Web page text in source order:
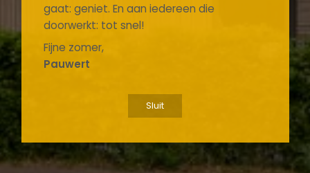
gaat: geniet. En aan iedereen die
doorwerkt: tot snel!
Fijne zomer,
Pauwert
Sluit